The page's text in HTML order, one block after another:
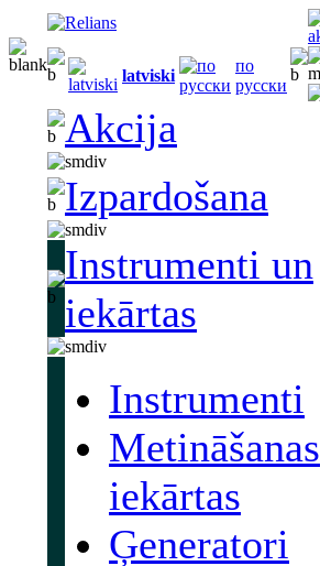
latviski
по
русски
Akcija
Izpardošana
Instrumenti un
iekārtas
Instrumenti
Metināšanas
iekārtas
Ģeneratori